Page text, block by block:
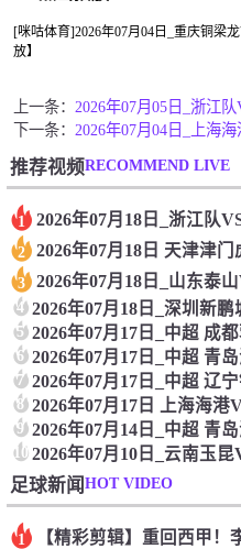
篮球新闻
其他转播
[咪咕体育]2026年07月04日_重庆铜梁
放】
上一条： 2026年07月05日_浙江
下一条： 2026年07月04日_上海
推荐视频RECOMMEND LIVE
1 2026年07月18日_浙江队
2 2026年07月18日 天津津
3 2026年07月18日_山东泰
4 2026年07月18日_深圳新
5 2026年07月17日_中超 成
6 2026年07月17日_中超 青
7 2026年07月17日_中超 辽
8 2026年07月17日 上海海港
9 2026年07月14日_中超 青
102026年07月10日_云南玉
足球新闻HOT VIDEO
1